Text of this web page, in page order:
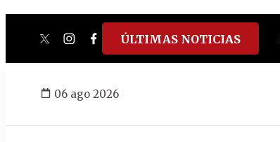
twitterinstagram
facebook
tiktokyoutube
spotify
ÚLTIMAS NOTICIAS
06 ago 2026